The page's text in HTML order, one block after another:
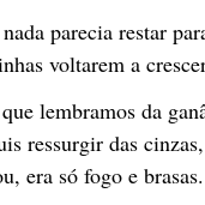
parecia restar
voltarem a
lembramos da
ressurgir das
era só fogo e brasas.